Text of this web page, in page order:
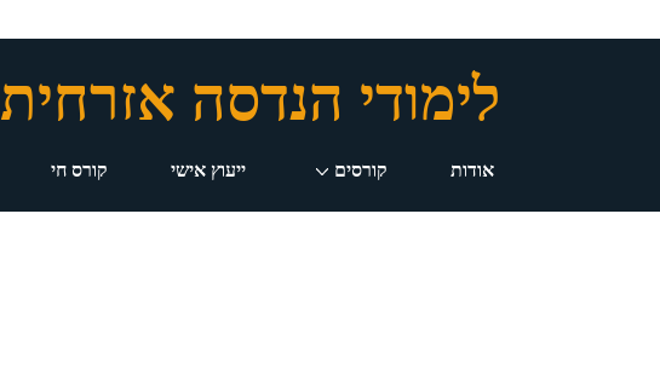
לימודי הנדסה אזרחית
ניווט
אודות קורסים ייעוץ אישי קורס חי